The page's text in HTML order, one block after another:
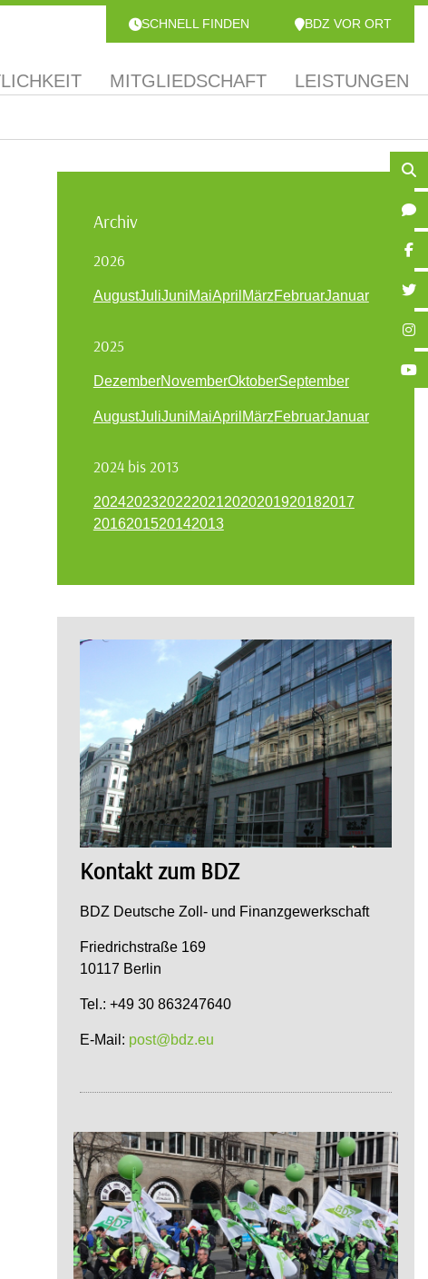
SCHNELL FINDEN BDZ VOR ORT
MITGLIEDSCHAFT LEISTUNGEN
Archiv
2026
AugustJuliJuniMaiApril MärzFebruarJanuar
2025
DezemberNovemberOktoberSeptember
AugustJuliJuniMaiApril MärzFebruarJanuar
2024 bis 2013
20242023202220212020201920182017
2016201520142013
Kontakt zum BDZ
BDZ Deutsche Zoll- und Finanzgewerkschaft
Friedrichstraße 169
10117 Berlin
Tel.: +49 30 863247640
E-Mail: post@bdz.eu